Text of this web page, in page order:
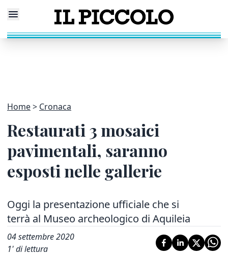
Home Cronaca
Restaurati 3 mosaici
pavimentali, saranno
esposti nelle gallerie
Oggi la presentazione ufficiale che si
terrà al Museo archeologico di Aquileia
04 settembre 2020
1' di lettura